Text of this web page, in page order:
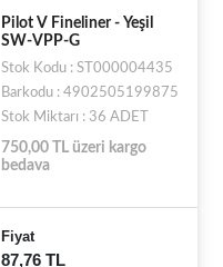
Pilot V Fineliner - Yeşil
SW-VPP-G
Stok Kodu : ST000004435
Barkodu : 4902505199875
Stok Miktarı : 36 ADET
750,00 TL üzeri kargo
bedava
Fiyat
87,76 TL